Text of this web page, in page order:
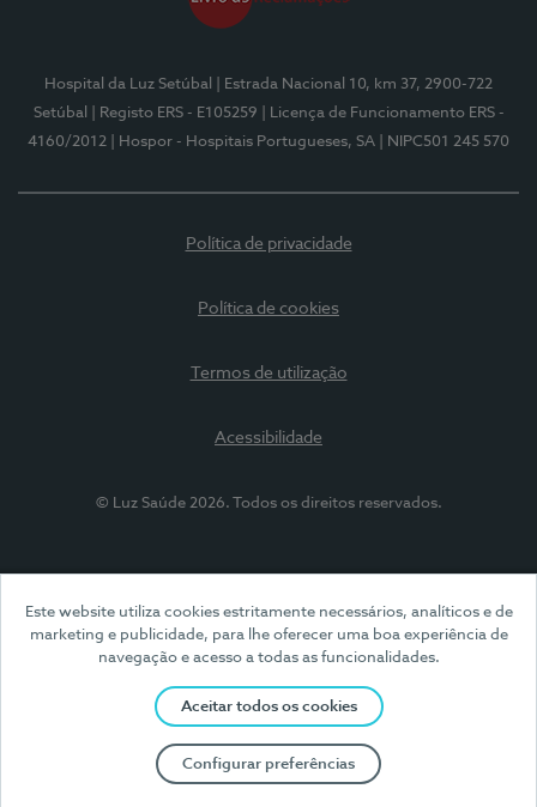
Este website utiliza cookies estritamente necessários, analíticos e de
marketing e publicidade, para lhe oferecer uma boa experiência de
navegação e acesso a todas as funcionalidades.
Aceitar todos os cookies
Configurar preferências
Hospital da Luz Setúbal
| Estrada Nacional 10, km 37, 2900-722
Setúbal
| Registo ERS - E105259
| Licença de Funcionamento ERS -
4160/2012
| Hospor - Hospitais Portugueses, SA | NIPC501 245 570
Política de privacidade
Política de cookies
Termos de utilização
Acessibilidade
© Luz Saúde 2026. Todos os direitos reservados.